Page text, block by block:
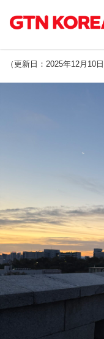
（更新日：2025年12月10日